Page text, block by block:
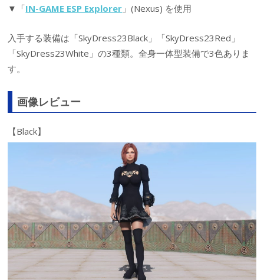
▼「IN-GAME ESP Explorer 」(Nexus) を使用
入手する装備は「SkyDress23Black」「SkyDress23Red」
「SkyDress23White」の3種類。全身一体型装備で3色ありま
す。
画像レビュー
【Black】